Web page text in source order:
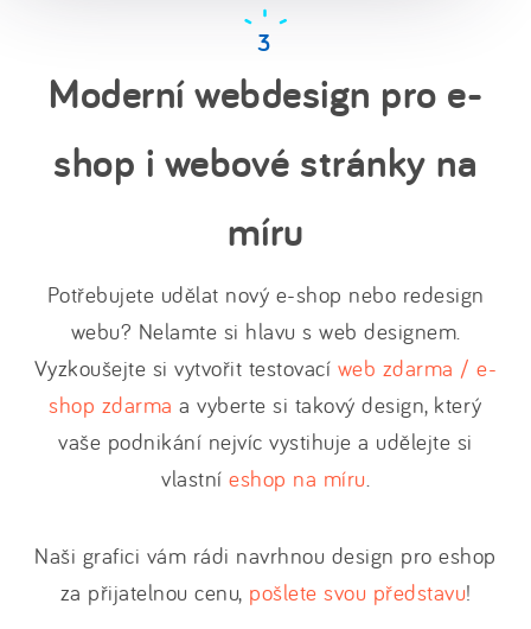
Moderní webdesign pro e-
shop i webové stránky na
míru
Potřebujete udělat nový e-shop nebo redesign
webu? Nelamte si hlavu s web designem.
Vyzkoušejte si vytvořit testovací web zdarma / e-
shop zdarma a vyberte si takový design, který
vaše podnikání nejvíc vystihuje a udělejte si
vlastní eshop na míru.
Naši grafici vám rádi navrhnou design pro eshop
za přijatelnou cenu, pošlete svou představu!